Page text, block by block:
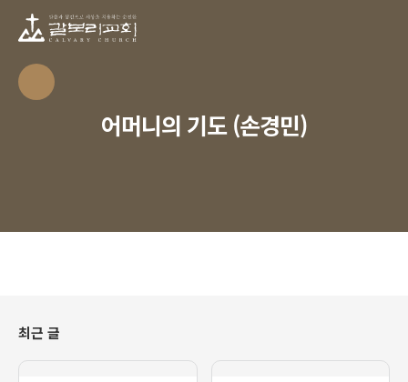
어머니의 기도 (손경민)
최근 글